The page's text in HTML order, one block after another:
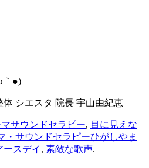
｀●)
シエスタ 院長 宇山由紀恵
サウンドセラピー, 目に見えな
・サウンドセラピーひがしやま
ースデイ , 素敵な歌声.